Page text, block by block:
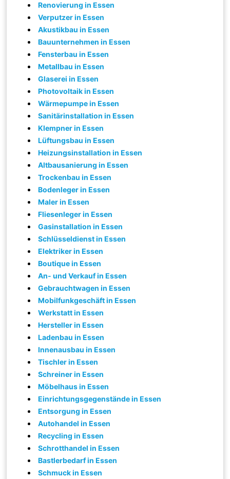
Renovierung in Essen
Verputzer in Essen
Akustikbau in Essen
Bauunternehmen in Essen
Fensterbau in Essen
Metallbau in Essen
Glaserei in Essen
Photovoltaik in Essen
Wärmepumpe in Essen
Sanitärinstallation in Essen
Klempner in Essen
Lüftungsbau in Essen
Heizungsinstallation in Essen
Altbausanierung in Essen
Trockenbau in Essen
Bodenleger in Essen
Maler in Essen
Fliesenleger in Essen
Gasinstallation in Essen
Schlüsseldienst in Essen
Elektriker in Essen
Boutique in Essen
An- und Verkauf in Essen
Gebrauchtwagen in Essen
Mobilfunkgeschäft in Essen
Werkstatt in Essen
Hersteller in Essen
Ladenbau in Essen
Innenausbau in Essen
Tischler in Essen
Schreiner in Essen
Möbelhaus in Essen
Einrichtungsgegenstände in Essen
Entsorgung in Essen
Autohandel in Essen
Recycling in Essen
Schrotthandel in Essen
Bastlerbedarf in Essen
Schmuck in Essen